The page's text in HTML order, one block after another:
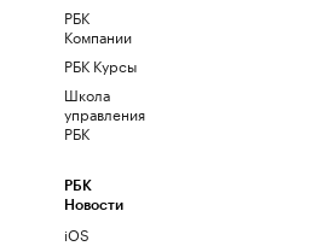
РБК
Компании
РБК Курсы
Школа
управления
РБК
РБК
Новости
iOS